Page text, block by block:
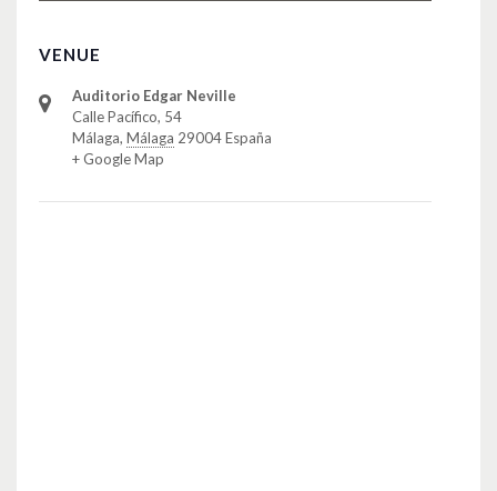
VENUE
Auditorio Edgar Neville
Calle Pacífico, 54
Málaga, Málaga 29004España
+ Google Map